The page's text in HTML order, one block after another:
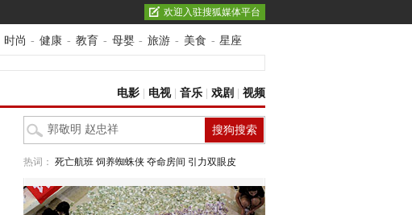
欢迎入驻搜狐媒体平台
时尚 - 健康 - 教育 - 母婴 - 旅游 - 美食 - 星座
电影 电视| 音乐 戏剧 视频
热词： 死亡航班 饲养蜘蛛侠 夺命房间 引力双眼皮